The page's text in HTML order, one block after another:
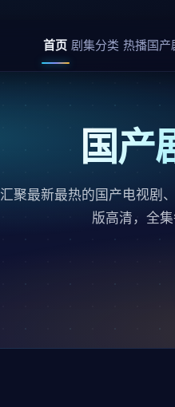
首页 剧集分类 热播国产
国产
汇聚最新最热的国产电视剧
版高清，全